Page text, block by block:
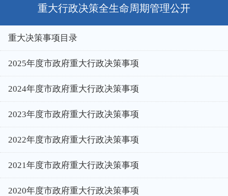
重大行政决策全生命周期管理公开
重大决策事项目录
2025年度市政府重大行政决策事项
2024年度市政府重大行政决策事项
2023年度市政府重大行政决策事项
2022年度市政府重大行政决策事项
2021年度市政府重大行政决策事项
2020年度市政府重大行政决策事项